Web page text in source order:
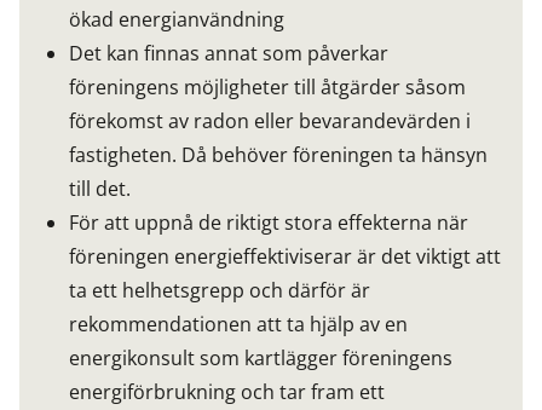
ökad energianvändning
Det kan finnas annat som påverkar
föreningens möjligheter till åtgärder såsom
förekomst av radon eller bevarandevärden i
fastigheten. Då behöver föreningen ta hänsyn
till det.
För att uppnå de riktigt stora effekterna när
föreningen energieffektiviserar är det viktigt att
ta ett helhetsgrepp och därför är
rekommendationen att ta hjälp av en
energikonsult som kartlägger föreningens
energiförbrukning och tar fram ett